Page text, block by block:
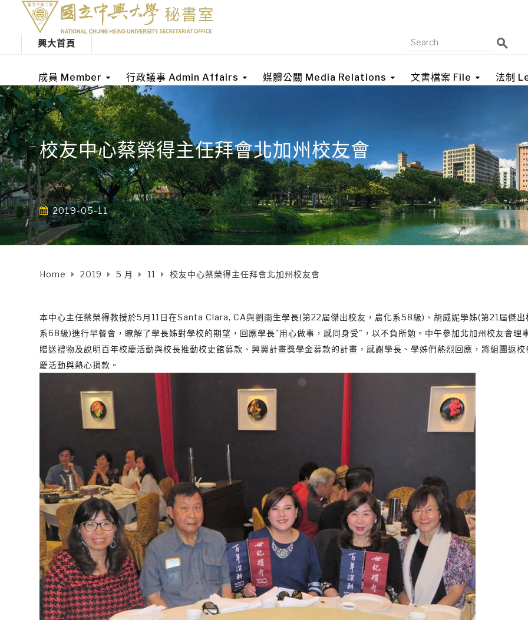
興大首頁
成員 Member 行政議事 Admin Affairs 媒體公關 Media Relations 文書檔案 File 法制
校友中心蔡榮得主任拜會北加州校友會
2019-05-11
Home 2019 5 月 11 校友中心蔡榮得主任拜會北加州校友會
本中心主任蔡榮得教授於5月11日在Santa Clara, CA與劉雨生學長(第22屆傑出校友，農化系58級)、胡威妮學姊(第21屆傑出
系68級)進行早餐會，瞭解了學長姊對學校的期望，回應學長"用心做事，感同身受"，以不負所勉。中午參加北加州校友會理
贈送禮物及說明百年校慶活動與校長推動校史館募款、興翼計畫獎學金募款的計畫，感謝學長、學姊們熱烈回應，將組團返
慶活動與熱心捐款。